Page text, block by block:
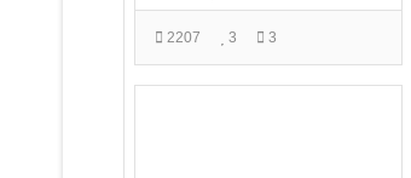
2207 3 3